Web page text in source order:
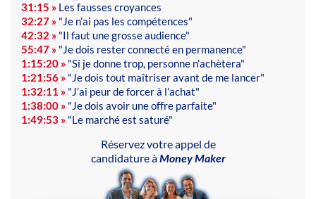
31:15 » Les fausses croyances
32:27 » "Je n’ai pas les compétences"
42:32 » "Il faut une grosse audience"
55:47 » "Je dois rester connecté en permanence"
1:15:20 » "Si je donne trop, personne n’achètera"
1:21:56 » "Je dois tout maîtriser avant de me lancer"
1:32:11 » "J’ai peur de forcer à l’achat"
1:38:00 » "Je dois avoir une offre parfaite"
1:49:53 » "Le marché est saturé"
Réservez votre appel de
candidature àMoney Maker